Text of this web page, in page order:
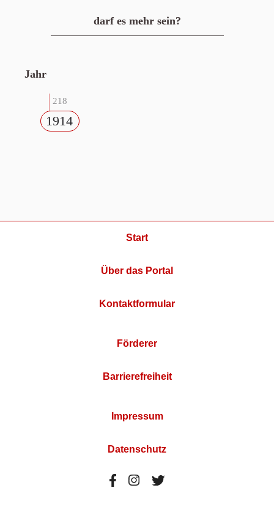
darf es mehr sein?
Jahr
218
1914
Start
Über das Portal
Kontaktformular
Förderer
Barrierefreiheit
Impressum
Datenschutz